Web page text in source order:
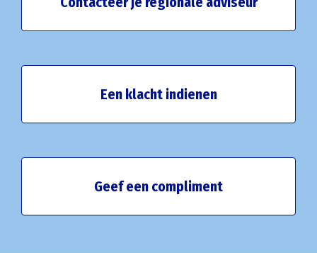
Een klacht indienen
Geef een compliment